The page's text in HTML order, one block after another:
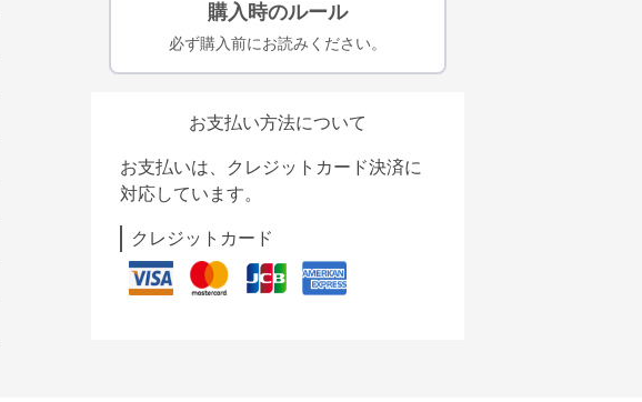
購入時のルール
必ず購入前にお読みください。
お支払い方法について
お支払いは、クレジットカード決済に
対応しています。
クレジットカード